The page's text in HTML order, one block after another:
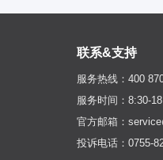
联系&支持
服务热线：400
服务时间：8:30-
官方邮箱：
投诉电话：0755-